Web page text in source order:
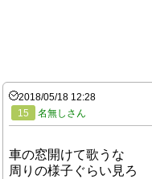
2018/05/18 12:28
15
名無しさん
車の窓開けて歌うな
周りの様子ぐらい見ろ